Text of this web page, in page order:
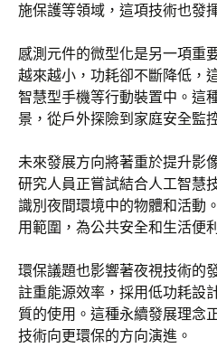
施保護等領域，這項技術也發
感測元件的微型化是另一項重
越來越小，功耗卻不斷降低，
智慧型手機等行動裝置中。這
景，從戶外探險到家庭安全監
未來發展方向將著重於提升影
研究人員正嘗試結合人工智慧
識別夜間環境中的物體和活動
用範圍，為公共安全和生活便
環保議題也影響著夜視技術的
註重能源效率，採用低功耗設
質的使用。這種永續發展理念
技術向更環保的方向演進。